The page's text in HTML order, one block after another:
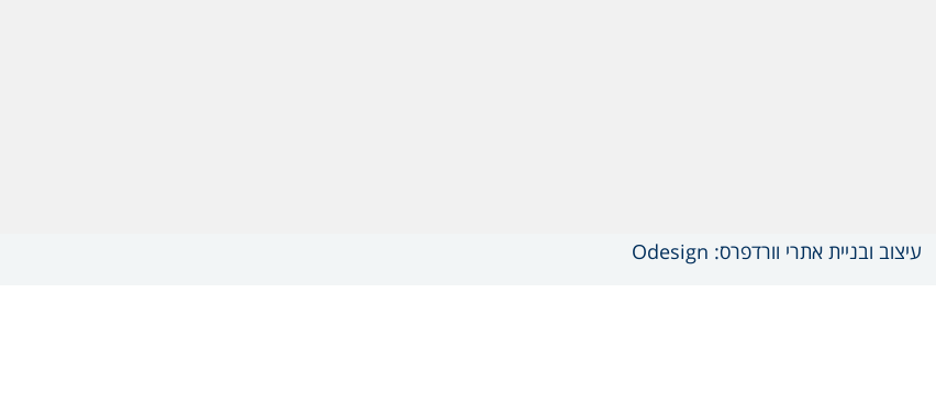
עיצוב ובניית אתרי וורדפרס: Odesign